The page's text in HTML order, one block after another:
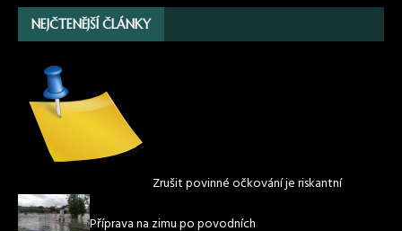
NEJČTENĚJŠÍ ČLÁNKY
Zrušit povinné očkování je riskantní
Příprava na zimu po povodních